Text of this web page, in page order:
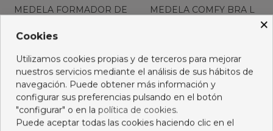
MEDELA FORMADOR DE
FORMADORES
15,95 €
Añadir al carro
MEDELA COMFY BRA L
Ver más
×
Cookies
Utilizamos cookies propias y de terceros para mejorar
nuestros servicios mediante el análisis de sus hábitos de
navegación. Puede obtener más información y
configurar sus preferencias pulsando en el botón
"configurar" o en la política de cookies.
Puede aceptar todas las cookies haciendo clic en el